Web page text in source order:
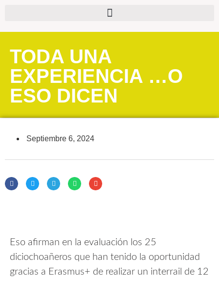
TODA UNA
EXPERIENCIA …O
ESO DICEN
Septiembre 6, 2024
Eso afirman en la evaluación los 25
diciochoañeros que han tenido la oportunidad
gracias a Erasmus+ de realizar un interrail de 12